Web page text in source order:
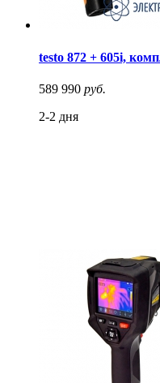
testo 872 + 605i,
589 990 руб.
2-2 дня